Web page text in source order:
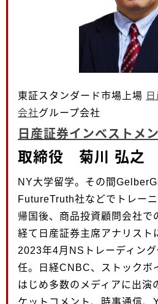
東証スタンダード市場上場
会社グループ会社
日産証券インベストメ
取締役 菊川 弘之
NY大学留学。その間
FutureTruth社などでトレーニ
帰国後、商品投資顧問会社で
経て日産証券主席アナリスト
2023年4月NSトレーディン
任。日経CNBC、ストックボ
はじめ多数のメディアに出演